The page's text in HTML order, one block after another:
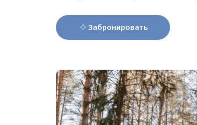
Забронировать